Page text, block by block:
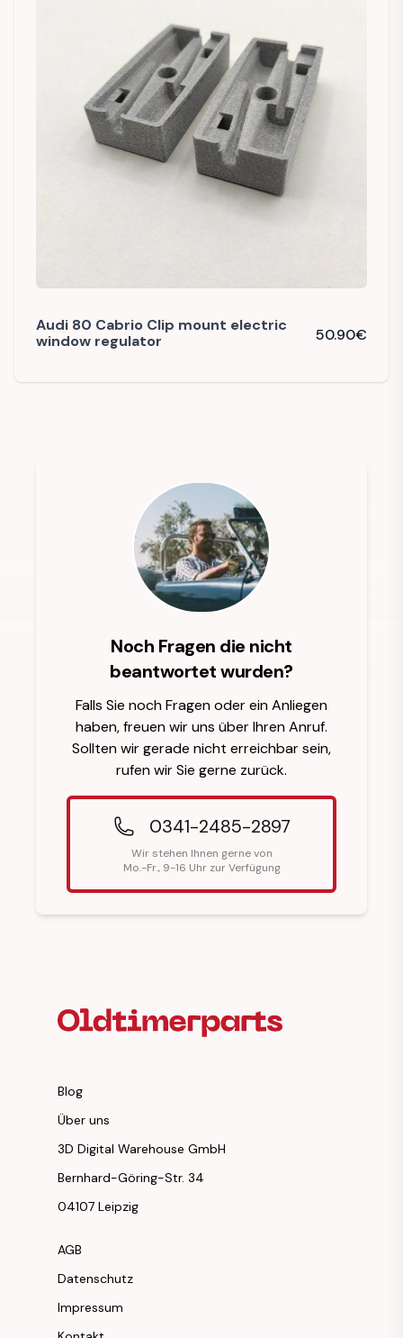
Audi 80 Cabrio Clip mount electric
window regulator
50.90€
Noch Fragen die nicht
beantwortet wurden?
Falls Sie noch Fragen oder ein Anliegen
haben, freuen wir uns über Ihren Anruf.
Sollten wir gerade nicht erreichbar sein,
rufen wir Sie gerne zurück.
0341-2485-2897
Wir stehen Ihnen gerne von
Mo.-Fr., 9-16 Uhr zur Verfügung
Blog
Über uns
3D Digital Warehouse GmbH
Bernhard-Göring-Str. 34
04107 Leipzig
AGB
Datenschutz
Impressum